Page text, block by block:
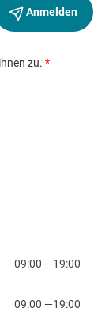
09:00 —19:00
09:00 —19:00